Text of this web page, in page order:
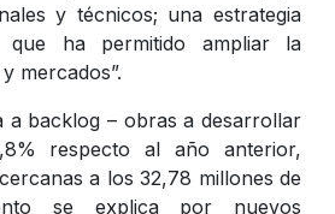
y técnicos; una estrategia
que ha permitido ampliar la
mercados”.
a backlog – obras a desarrollar
respecto al año anterior,
a los 32,78 millones de
se explica por nuevos